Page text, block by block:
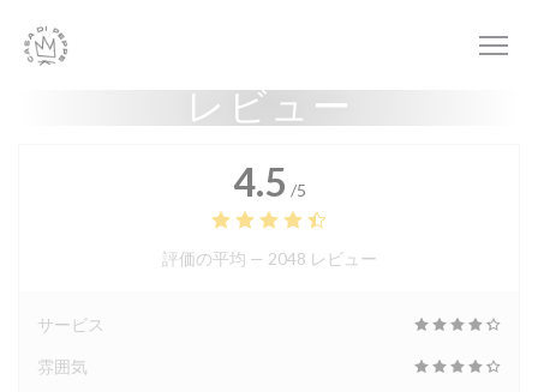
レビュー
4.5 /5
評価の平均 — 2048 レビュー
サービス
雰囲気